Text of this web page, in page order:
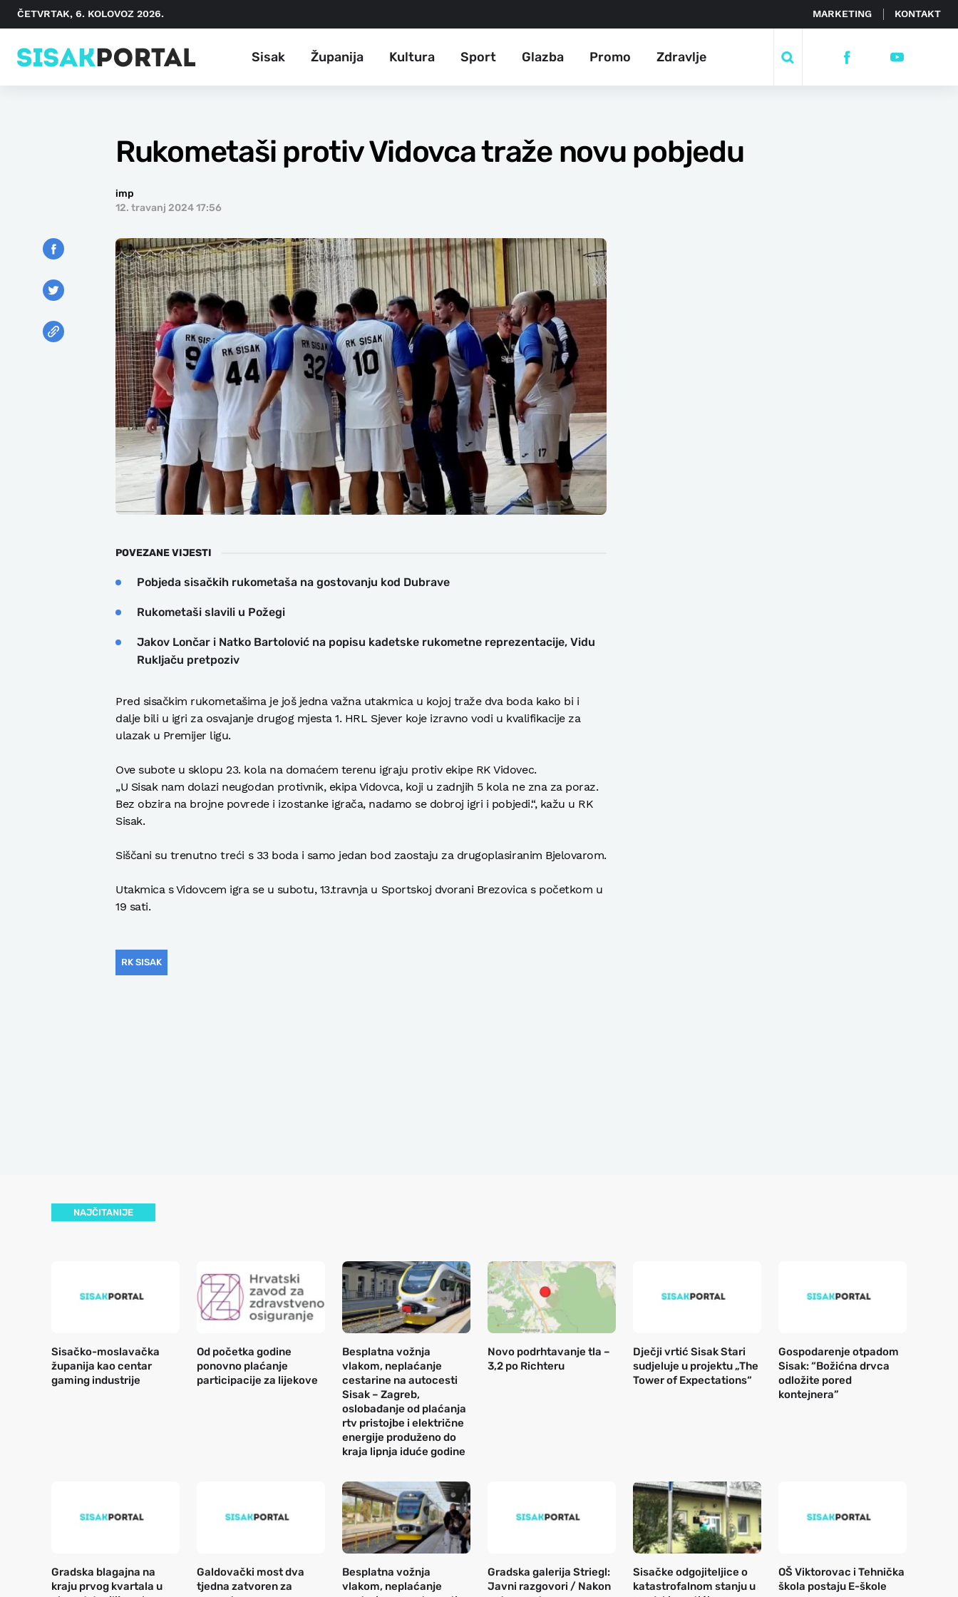
ČETVRTAK, 6. KOLOVOZ 2026. MARKETING KONTAKT
Sisak Županija Kultura Sport Glazba Promo Zdravlje
Rukometaši protiv Vidovca traže novu pobjedu
imp
12. travanj 2024 17:56
POVEZANE VIJESTI
Pobjeda sisačkih rukometaša na gostovanju kod Dubrave
Rukometaši slavili u Požegi
Jakov Lončar i Natko Bartolović na popisu kadetske rukometne reprezentacije, Vidu
Rukljaču pretpoziv
Pred sisačkim rukometašima je još jedna važna utakmica u kojoj traže dva boda kako bi i
dalje bili u igri za osvajanje drugog mjesta 1. HRL Sjever koje izravno vodi u kvalifikacije za
ulazak u Premijer ligu.
Ove subote u sklopu 23. kola na domaćem terenu igraju protiv ekipe RK Vidovec.
„U Sisak nam dolazi neugodan protivnik, ekipa Vidovca, koji u zadnjih 5 kola ne zna za poraz.
Bez obzira na brojne povrede i izostanke igrača, nadamo se dobroj igri i pobjedi.“, kažu u RK
Sisak.
Siščani su trenutno treći s 33 boda i samo jedan bod zaostaju za drugoplasiranim Bjelovarom.
Utakmica s Vidovcem igra se u subotu, 13.travnja u Sportskoj dvorani Brezovica s početkom u
19 sati.
RK SISAK
NAJČITANIJE
Sisačko-moslavačka
županija kao centar
gaming industrije
Od početka godine
ponovno plaćanje
participacije za lijekove
Besplatna vožnja
vlakom, neplaćanje
cestarine na autocesti
Sisak – Zagreb,
oslobađanje od plaćanja
rtv pristojbe i električne
energije produženo do
kraja lipnja iduće godine
Novo podrhtavanje tla –
3,2 po Richteru
Dječji vrtić Sisak Stari
sudjeluje u projektu „The
Tower of Expectations“
Gospodarenje otpadom
Sisak: “Božićna drvca
odložite pored
kontejnera”
Gradska blagajna na
kraju prvog kvartala u
Galdovački most dva
tjedna zatvoren za
Besplatna vožnja
vlakom, neplaćanje
Gradska galerija Striegl:
Javni razgovori / Nakon
Sisačke odgojiteljice o
katastrofalnom stanju u
OŠ Viktorovac i Tehnička
škola postaju E-škole